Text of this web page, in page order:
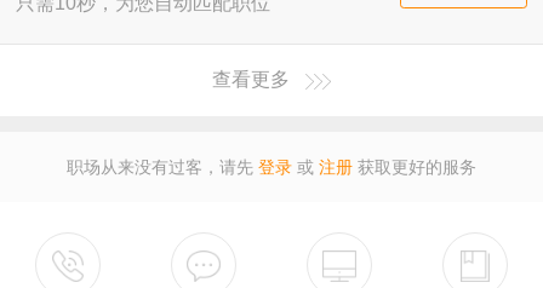
查看更多
职场从来没有过客，请先 登录 或 注册 获取更好的服务